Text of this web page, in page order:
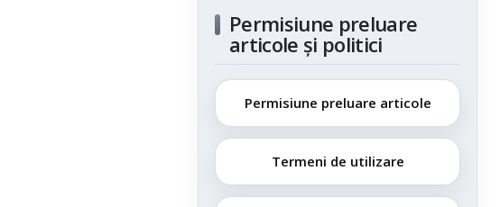
Permisiune preluare
articole și politici
Permisiune preluare articole
Termeni de utilizare